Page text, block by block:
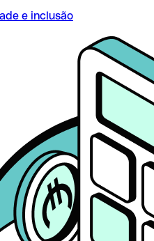
e inclusão